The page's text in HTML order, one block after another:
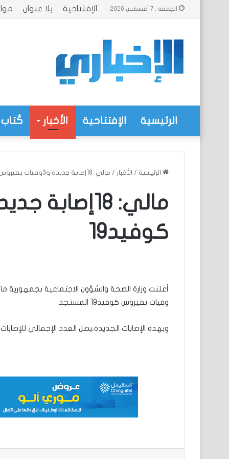
الجمعة , 7 أغسطس 2026 الإفتتاحية بلا عنوان
الرئيسية الإفتتاحية الأخبار كُتاب
الرئيسية / الأخبار / مالي: 18إصابة جديدة و3وفيات بفيروس كوفيد19
كوفيد19
وفيات بفيروس كوفيد19 المستجد.
وبهذه الإصابات الجديدة،يصل العدد الإجمالي للإصابات إلى 107،تماثلت منها للشفاء